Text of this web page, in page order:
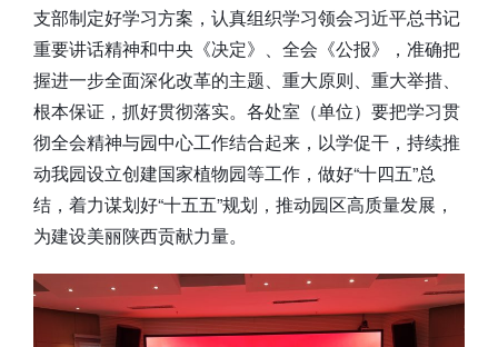
支部制定好学习方案，认真组织学习领会习近平总书记
重要讲话精神和中央《决定》、全会《公报》，准确把
握进一步全面深化改革的主题、重大原则、重大举措、
根本保证，抓好贯彻落实。各处室（单位）要把学习贯
彻全会精神与园中心工作结合起来，以学促干，持续推
动我园设立创建国家植物园等工作，做好“十四五”总
结，着力谋划好“十五五”规划，推动园区高质量发展，
为建设美丽陕西贡献力量。